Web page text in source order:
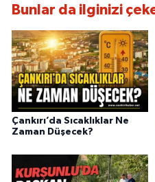
Bunlar da ilginizi
Çankırı’da Sıcaklıklar Ne
Zaman Düşecek?